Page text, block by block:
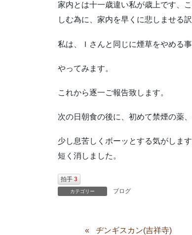
家内とは十一歳違い私が歳上です、
しむ為に、家内を早くに悲しませる
私は、Ｉさんと同じに煙草をやめる
やってみます。
これから逐一ご報告致します。
次の日朝食の後に、初めて禁煙の薬
少し息苦しくボーッとする気がしま
短く消しました。
拍手 3
カテゴリー ブログ
ヂンギスカン(吉祥寺)